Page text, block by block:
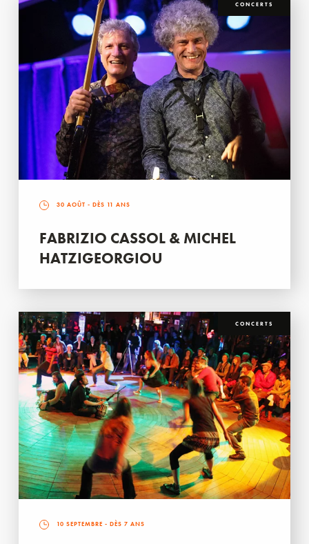
CONCERTS
30 AOÛT - DÈS 11 ANS
FABRIZIO CASSOL & MICHEL
HATZIGEORGIOU
CONCERTS
10 SEPTEMBRE - DÈS 7 ANS